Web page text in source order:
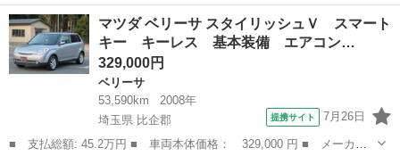
⭐️ 終了時期未定のビッグイベントのためお早めにご応募ください！ く
るまのミツクニ千葉店 千葉県千葉市中央区寒川町3-107-3 TEL 043...
千葉 千葉市 ベリーサ ミツクニ
マツダ ベリーサ スタイリッシュＶ スマート
キー キーレス 基本装備 エアコン…
329,000円
ベリーサ
53,590km
2008年
埼玉県 比企郡
提携サイト 7月26日
■ 支払総額: 45.2万円 ■ 車両本体価格： 329,000 円 ■ メーカー